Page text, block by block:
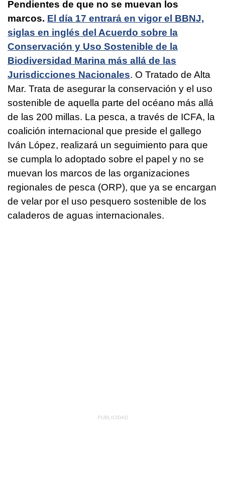
Pendientes de que no se muevan los
marcos. El día 17 entrará en vigor el BBNJ,
siglas en inglés del Acuerdo sobre la
Conservación y Uso Sostenible de la
Biodiversidad Marina más allá de las
Jurisdicciones Nacionales. O Tratado de Alta
Mar. Trata de asegurar la conservación y el uso
sostenible de aquella parte del océano más allá
de las 200 millas. La pesca, a través de ICFA, la
coalición internacional que preside el gallego
Iván López, realizará un seguimiento para que
se cumpla lo adoptado sobre el papel y no se
muevan los marcos de las organizaciones
regionales de pesca (ORP), que ya se encargan
de velar por el uso pesquero sostenible de los
caladeros de aguas internacionales.